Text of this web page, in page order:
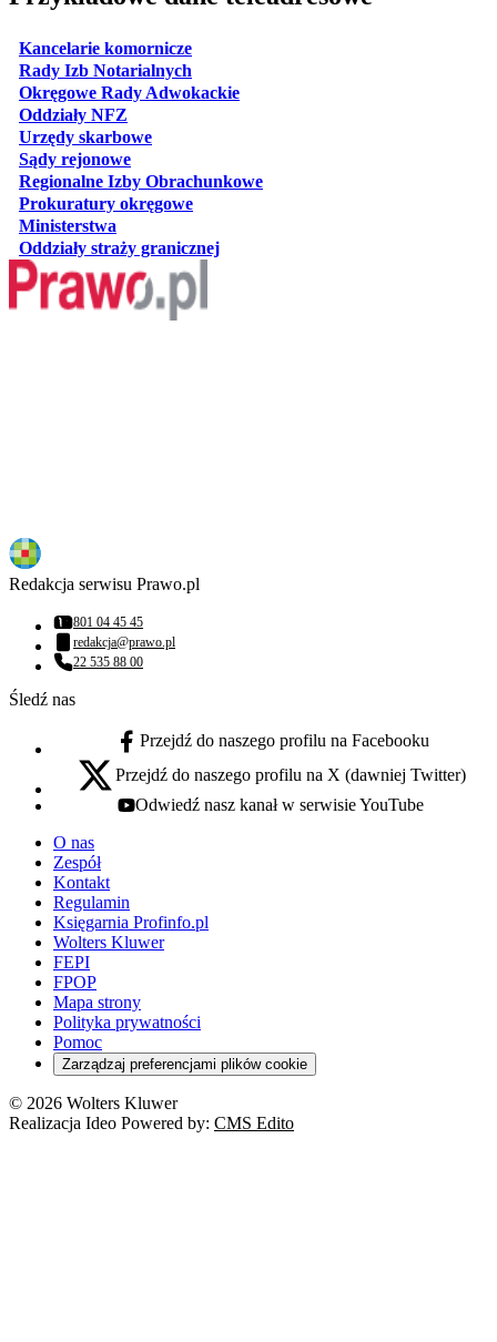
Kancelarie komorniczeotwiera się w nowej karcie
Rady Izb Notarialnych
Okręgowe Rady Adwokackieotwiera się w nowej karcie
Oddziały NFZ
Urzędy skarboweotwiera się w nowej karcie
Sądy rejonoweotwiera się w nowej karcie
Regionalne Izby Obrachunkoweotwiera się w nowej karcie
Prokuratury okręgoweotwiera się w nowej karcie
Ministerstwa
Oddziały straży granicznejotwiera się w nowej karcie
Redakcja serwisu Prawo.pl
Numer telefonu:
801 04 45 45
Adres email:
redakcja@prawo.pl
Numer telefonu:
22 535 88 00
Śledź nas
facebook - otwiera się w nowej karcie
Przejdź do naszego profilu na Facebooku
x - otwiera się w nowej karcie
Przejdź do naszego profilu na X (dawniej Twitter)
youtube - otwiera się w nowej karcie
Odwiedź nasz kanał w serwisie YouTube
O nas
Zespół
Kontakt
Regulamin
Księgarnia Profinfo.pl
Wolters Kluwer
FEPI
FPOP
Mapa strony
Polityka prywatności
Pomoc
Zarządzaj preferencjami plików cookie
© 2026 Wolters Kluwer
Realizacja Ideo Powered by: CMS Edito